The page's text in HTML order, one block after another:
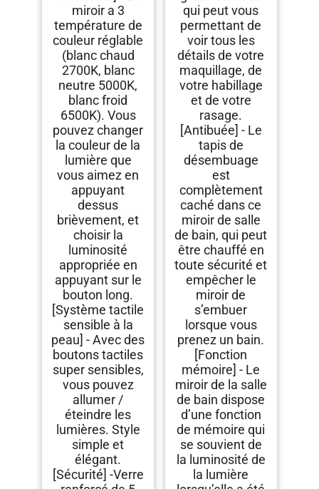
miroir a 3
température de
couleur réglable
(blanc chaud
2700K, blanc
neutre 5000K,
blanc froid
6500K). Vous
pouvez changer
la couleur de la
lumière que
vous aimez en
appuyant
dessus
brièvement, et
choisir la
luminosité
appropriée en
appuyant sur le
bouton long.
[Système tactile
sensible à la
peau] - Avec des
boutons tactiles
super sensibles,
vous pouvez
allumer /
éteindre les
lumières. Style
simple et
élégant.
[Sécurité] -Verre
qui peut vous
permettant de
voir tous les
détails de votre
maquillage, de
votre habillage
et de votre
rasage.
[Antibuée] - Le
tapis de
désembuage
est
complètement
caché dans ce
miroir de salle
de bain, qui peut
être chauffé en
toute sécurité et
empêcher le
miroir de
s’embuer
lorsque vous
prenez un bain.
[Fonction
mémoire] - Le
miroir de la salle
de bain dispose
d’une fonction
de mémoire qui
se souvient de
la luminosité de
la lumière